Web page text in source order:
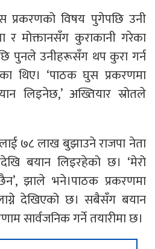
विषय पुगेपछि उनी
मोक्तानसँग कुराकानी गरेका
पुनले उनीहरूसँग थप कुरा गर्न
थिए। ‘पाठक घुस प्रकरणमा
लिइनेछ,’ अख्तियार स्रोतले
७८ लाख बुझाउने राजपा नेता
बयान लिइरहेको छ। ‘मेरो
झाले भने।पाठक प्रकरणमा
देखिएको छ। सबैसँग बयान
सार्वजनिक गर्ने तयारीमा छ।